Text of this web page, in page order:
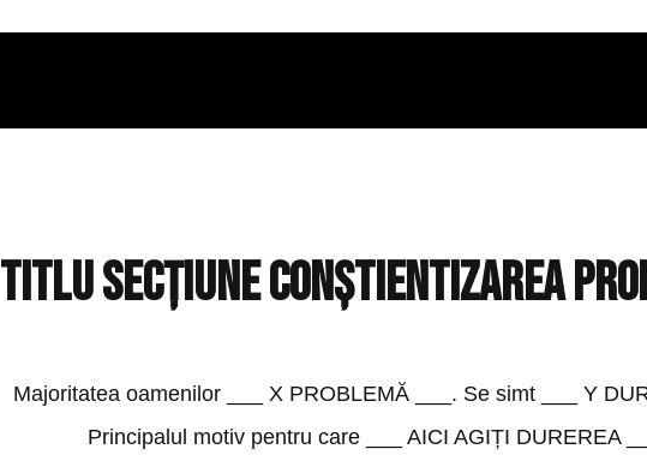
Titlu secțiune conștientizarea
Majoritatea oamenilor ___ X PROBLEMĂ ___. Se simt ___ Y
Principalul motiv pentru care ___ AICI AGIȚI DUREREA